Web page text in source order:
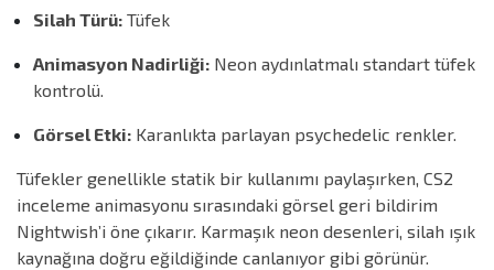
Silah Türü: Tüfek
Animasyon Nadirliği: Neon aydınlatmalı standart tüfek
kontrolü.
Görsel Etki: Karanlıkta parlayan psychedelic renkler.
Tüfekler genellikle statik bir kullanımı paylaşırken, CS2
inceleme animasyonu sırasındaki görsel geri bildirim
Nightwish’i öne çıkarır. Karmaşık neon desenleri, silah ışık
kaynağına doğru eğildiğinde canlanıyor gibi görünür.